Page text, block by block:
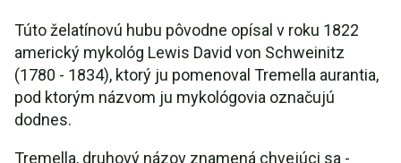
Túto želatínovú hubu pôvodne opísal v roku 1822
americký mykológ Lewis David von Schweinitz
(1780 - 1834), ktorý ju pomenoval Tremella aurantia,
pod ktorým názvom ju mykológovia označujú
dodnes.
Tremella, druhový názov znamená chvejúci sa -